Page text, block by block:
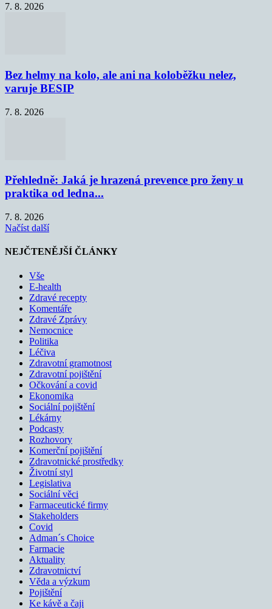
7. 8. 2026
Bez helmy na kolo, ale ani na koloběžku nelez,
varuje BESIP
7. 8. 2026
Přehledně: Jaká je hrazená prevence pro ženy u
praktika od ledna...
7. 8. 2026
Načíst další
NEJČTENĚJŠÍ ČLÁNKY
Vše
E-health
Zdravé recepty
Komentáře
Zdravé Zprávy
Nemocnice
Politika
Léčiva
Zdravotní gramotnost
Zdravotní pojištění
Očkování a covid
Ekonomika
Sociální pojištění
Lékárny
Podcasty
Rozhovory
Komerční pojištění
Zdravotnické prostředky
Životní styl
Legislativa
Sociální věci
Farmaceutické firmy
Stakeholders
Covid
Adman´s Choice
Farmacie
Aktuality
Zdravotnictví
Věda a výzkum
Pojištění
Ke kávě a čaji